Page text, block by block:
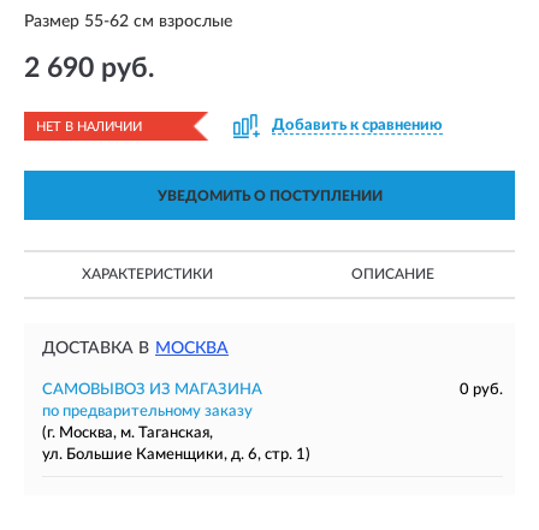
Размер 55-62 см взрослые
2 690 руб.
НЕТ В НАЛИЧИИ Добавить к сравнению
УВЕДОМИТЬ О ПОСТУПЛЕНИИ
ХАРАКТЕРИСТИКИ ОПИСАНИЕ
ДОСТАВКА В МОСКВА
САМОВЫВОЗ ИЗ МАГАЗИНА
0 руб.
по предварительному заказу
(г. Москва, м. Таганская,
ул. Большие Каменщики, д. 6, стр. 1)